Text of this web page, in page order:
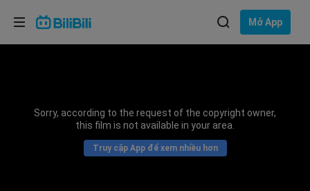
Mở App
Sorry, according to the request of the copyright owner,
this film is not available in your area.
Truy cập App để xem nhiều hơn
Lựa chọn ngôn ngữ
Bahasa Indonesia